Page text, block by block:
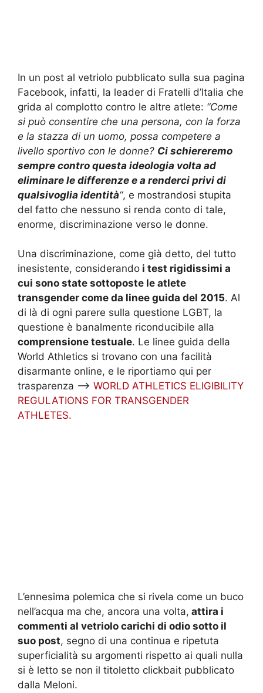
In un post al vetriolo pubblicato sulla sua pagina
Facebook, infatti, la leader di Fratelli d’Italia che
grida al complotto contro le altre atlete: “Come
si può consentire che una persona, con la forza
e la stazza di un uomo, possa competere a
livello sportivo con le donne? Ci schiereremo
sempre contro questa ideologia volta ad
eliminare le differenze e a renderci privi di
qualsivoglia identità“, e mostrandosi stupita
del fatto che nessuno si renda conto di tale,
enorme, discriminazione verso le donne.
Una discriminazione, come già detto, del tutto
inesistente, considerando i test rigidissimi a
cui sono state sottoposte le atlete
transgender come da linee guida del 2015. Al
di là di ogni parere sulla questione LGBT, la
questione è banalmente riconducibile alla
comprensione testuale. Le linee guida della
World Athletics si trovano con una facilità
disarmante online, e le riportiamo qui per
trasparenza –> WORLD ATHLETICS ELIGIBILITY
REGULATIONS FOR TRANSGENDER
ATHLETES.
L’ennesima polemica che si rivela come un buco
nell’acqua ma che, ancora una volta, attira i
commenti al vetriolo carichi di odio sotto il
suo post, segno di una continua e ripetuta
superficialità su argomenti rispetto ai quali nulla
si è letto se non il titoletto clickbait pubblicato
dalla Meloni.